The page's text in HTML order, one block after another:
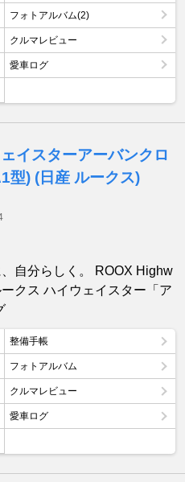
フォトアルバム(2)
クルマレビュー
愛車ログ
イスターアーバンクロ
型) (日産 ルークス)
自分らしく。 ROOX Highw
クス ハイウェイスター「ア
整備手帳
フォトアルバム
クルマレビュー
愛車ログ